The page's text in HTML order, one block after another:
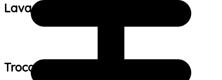
Lavagem:
Trocas e devoluções: